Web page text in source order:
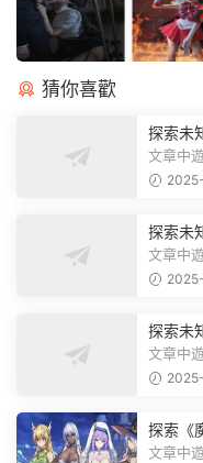
猜你喜歡
探索未
本
文章中遊戲下
有個圖
探索未
飛升》
文章中遊戲下
《方舟
探索未
plete
文章中遊戲下
遊戲資
探索《
棋，戰
文章中遊戲下載